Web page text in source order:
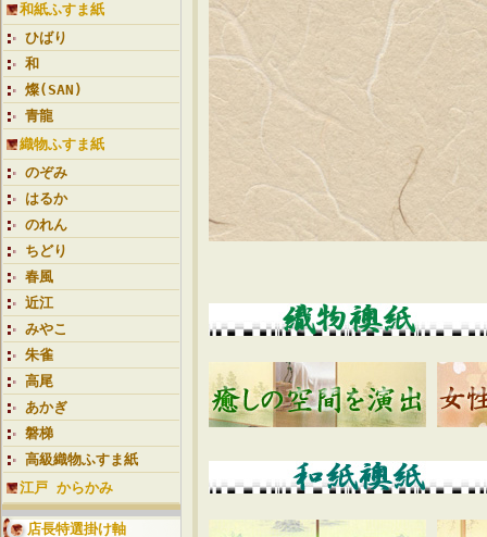
和紙ふすま紙
ひばり
和
燦(SAN)
青龍
織物ふすま紙
のぞみ
はるか
のれん
ちどり
春風
近江
みやこ
朱雀
高尾
あかぎ
磐梯
高級織物ふすま紙
江戸 からかみ
店長特選掛け軸